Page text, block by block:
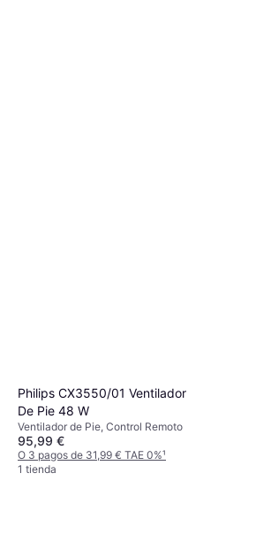
Philips CX3550/01 Ventilador
De Pie 48 W
Ventilador de Pie, Control Remoto
95,99 €
O 3 pagos de 31,99 € TAE 0%¹
1 tienda